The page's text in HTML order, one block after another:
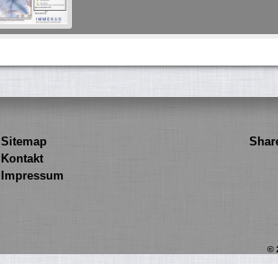
Sitemap
Kontakt
Impressum
©